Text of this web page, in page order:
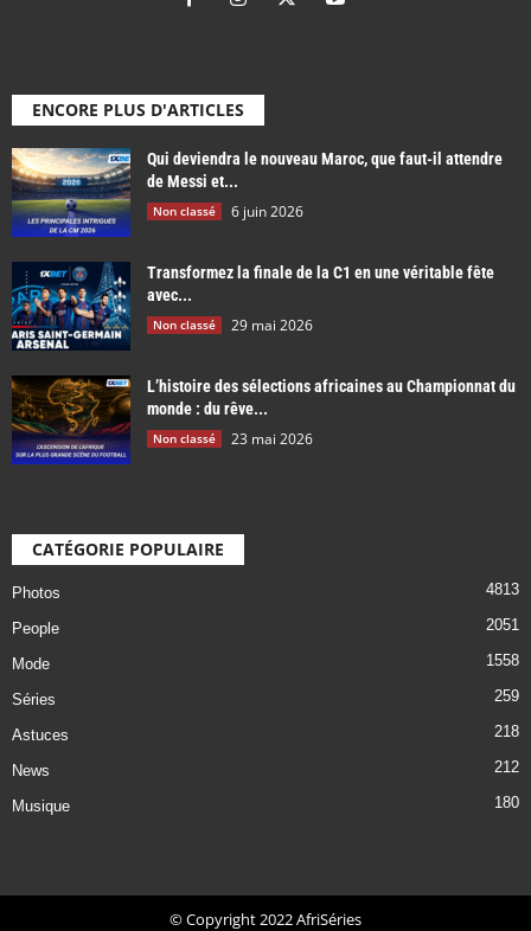
ENCORE PLUS D'ARTICLES
Qui deviendra le nouveau Maroc, que faut-il attendre
de Messi et...
Non classé 6 juin 2026
Transformez la finale de la C1 en une véritable fête
avec...
Non classé 29 mai 2026
L’histoire des sélections africaines au Championnat du
monde : du rêve...
Non classé 23 mai 2026
CATÉGORIE POPULAIRE
Photos 4813
People 2051
Mode 1558
Séries 259
Astuces 218
News 212
Musique 180
© Copyright 2022 AfriSéries